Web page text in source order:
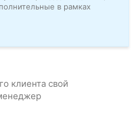
в рамках
клиента свой